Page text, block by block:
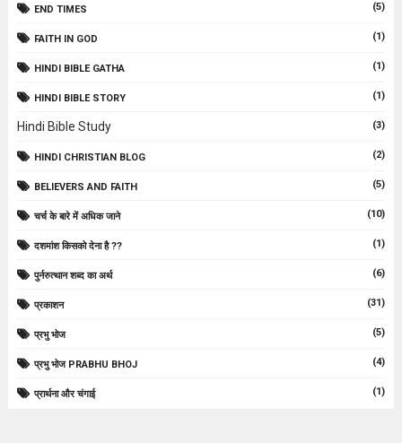
END TIMES (5)
FAITH IN GOD (1)
HINDI BIBLE GATHA (1)
HINDI BIBLE STORY (1)
Hindi Bible Study (3)
HINDI CHRISTIAN BLOG (2)
BELIEVERS AND FAITH (5)
चर्च के बारे में अधिक जाने (10)
दशमांश किसको देना है ?? (1)
पुर्नरुत्थान शब्द का अर्थ (6)
प्रकाशन (31)
प्रभु भोज (5)
प्रभु भोज PRABHU BHOJ (4)
प्रार्थना और चंगाई (1)